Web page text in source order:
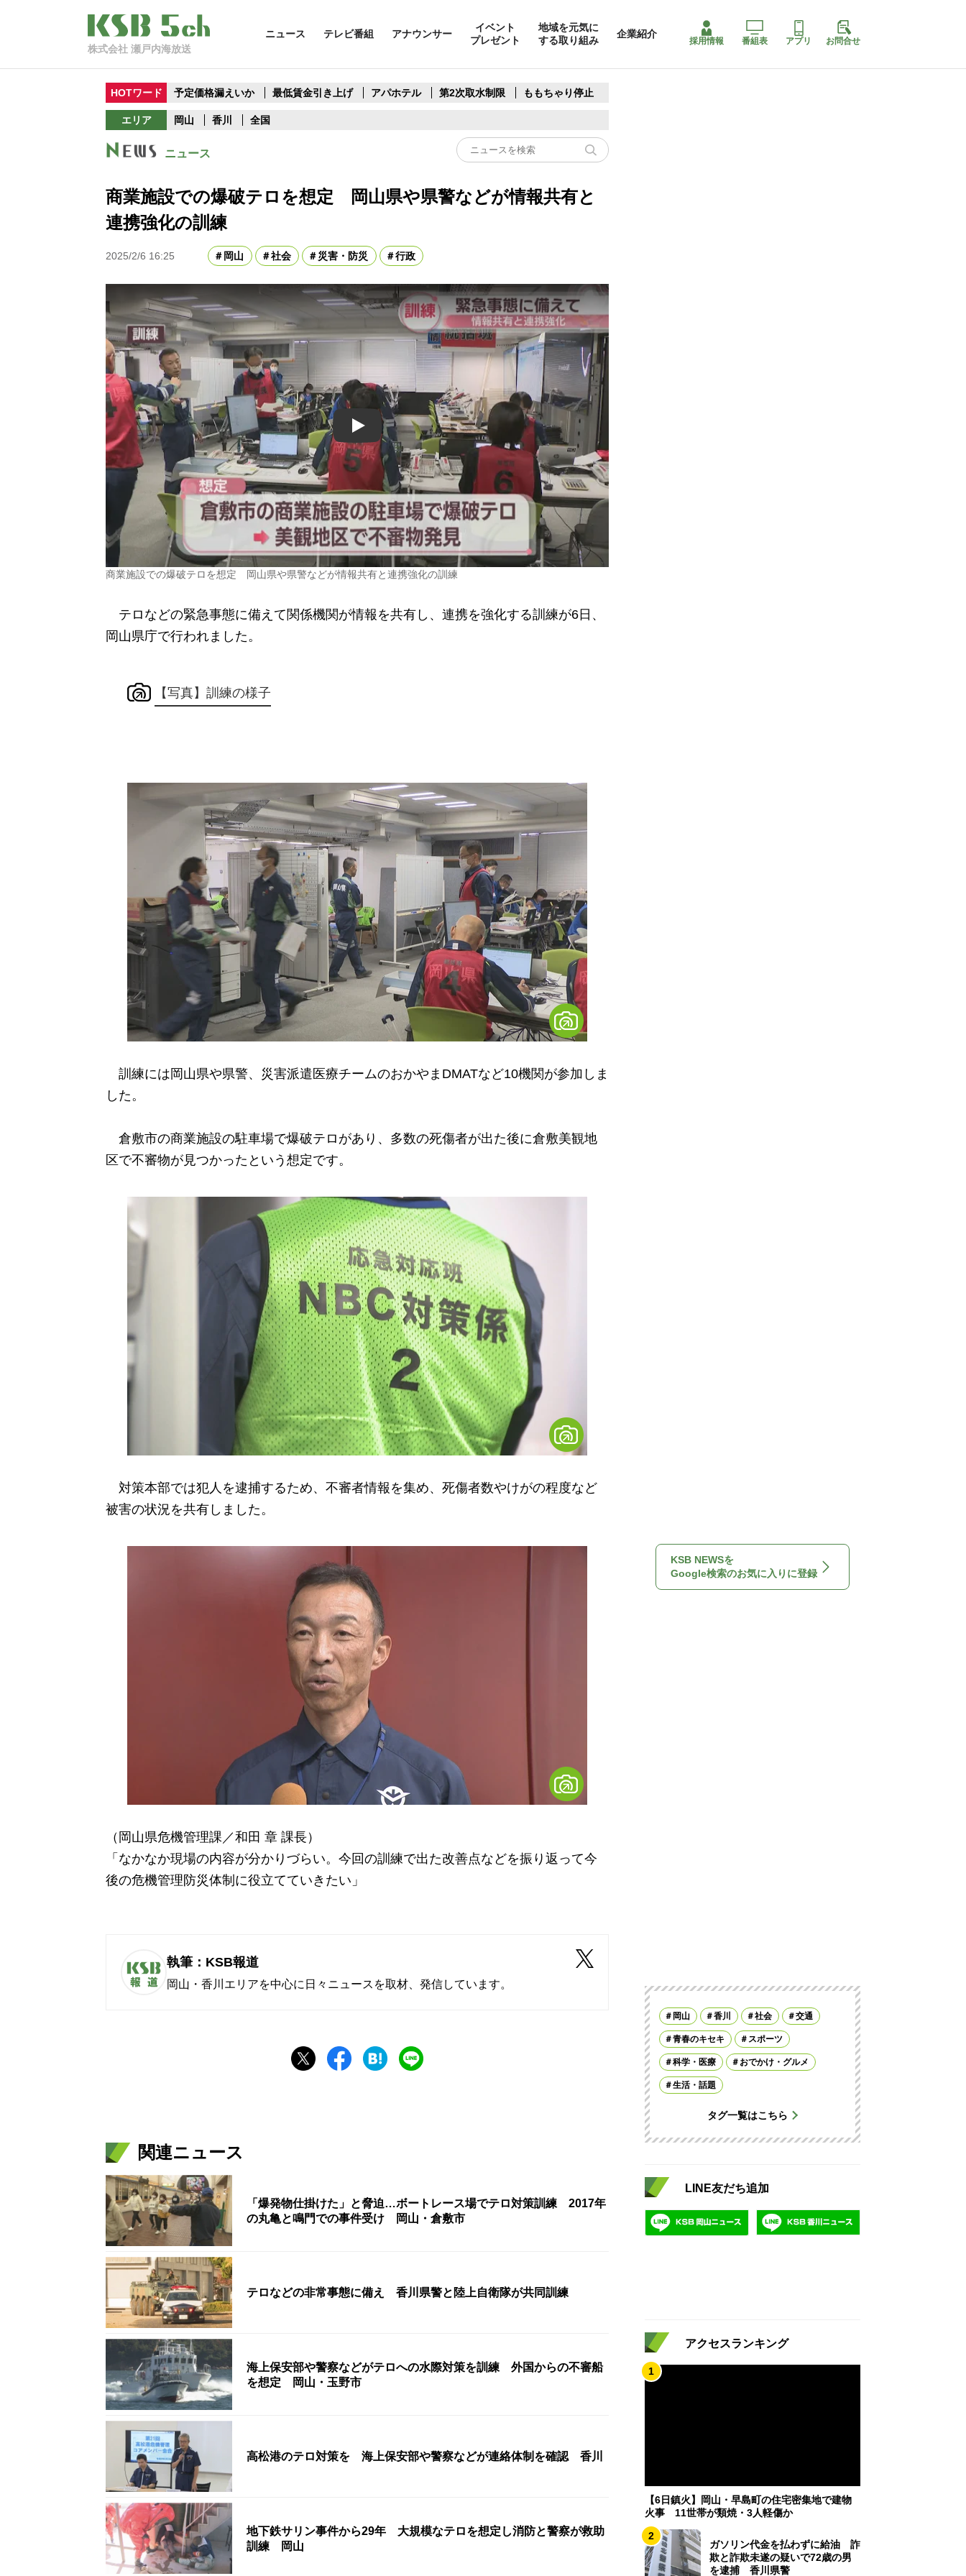
株式会社 瀬戸内海放送
ニュース テレビ番組 アナウンサー
イベント
プレゼント
地域を元気に
する取り組み
企業紹介
採用情報 番組表 アプリ お問合せ
HOTワード 予定価格漏えいか 最低賃金引き上げ アパホテル 第2次取水制限 ももちゃり停止
エリア 岡山 香川 全国
ニュース
商業施設での爆破テロを想定 岡山県や県警などが情報共有と
連携強化の訓練
2025/2/6 16:25 岡山 社会 災害・防災 行政
Play
商業施設での爆破テロを想定 岡山県や県警などが情報共有と連携強化の訓練
テロなどの緊急事態に備えて関係機関が情報を共有し、連携を強化する訓練が6日、
岡山県庁で行われました。
【写真】訓練の様子
訓練には岡山県や県警、災害派遣医療チームのおかやまDMATなど10機関が参加しま
した。
倉敷市の商業施設の駐車場で爆破テロがあり、多数の死傷者が出た後に倉敷美観地
区で不審物が見つかったという想定です。
対策本部では犯人を逮捕するため、不審者情報を集め、死傷者数やけがの程度など
被害の状況を共有しました。
（岡山県危機管理課／和田 章 課長）
「なかなか現場の内容が分かりづらい。今回の訓練で出た改善点などを振り返って今
後の危機管理防災体制に役立てていきたい」
執筆：KSB報道
岡山・香川エリアを中心に日々ニュースを取材、発信しています。
関連ニュース
「爆発物仕掛けた」と脅迫…ボートレース場でテロ対策訓練 2017年
の丸亀と鳴門での事件受け 岡山・倉敷市
テロなどの非常事態に備え 香川県警と陸上自衛隊が共同訓練
海上保安部や警察などがテロへの水際対策を訓練 外国からの不審船
を想定 岡山・玉野市
高松港のテロ対策を 海上保安部や警察などが連絡体制を確認 香川
地下鉄サリン事件から29年 大規模なテロを想定し消防と警察が救助
訓練 岡山
KSB NEWSを
Google検索のお気に入りに登録
岡山 香川 社会 交通
青春のキセキ スポーツ
科学・医療 おでかけ・グルメ
生活・話題
タグ一覧はこちら
LINE友だち追加
アクセスランキング
1
【6日鎮火】岡山・早島町の住宅密集地で建物
火事 11世帯が類焼・3人軽傷か
2
ガソリン代金を払わずに給油 詐
欺と詐欺未遂の疑いで72歳の男
を逮捕 香川県警